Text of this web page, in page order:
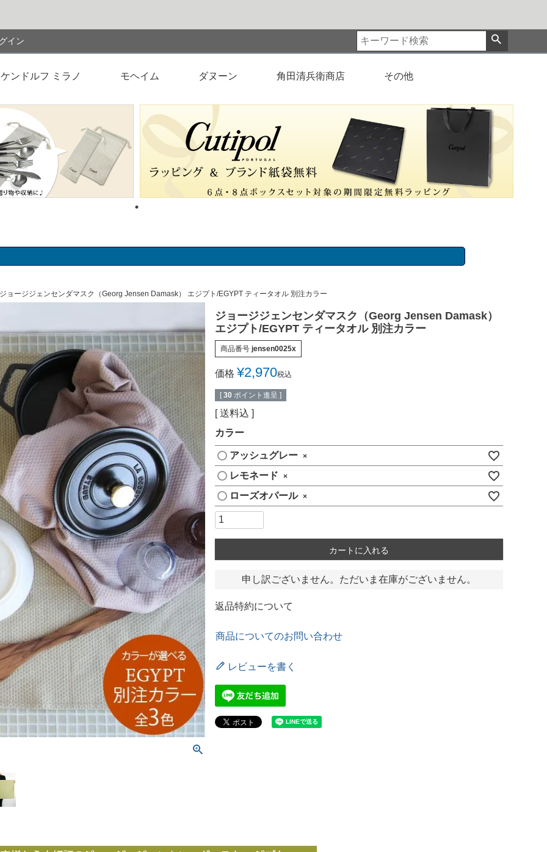
イン
ンドルフ ミラノ モヘイム ダヌーン 角田清兵衛商店 その他
ジョージジェンセンダマスク（Georg Jensen Damask） エジプト/EGYPT ティータオル 別注カラー
ジョージジェンセンダマスク（Georg Jensen Damask）
エジプト/EGYPT ティータオル 別注カラー
商品番号 jensen0025x
価格 ¥2,970税込
[ 30 ポイント進呈 ]
送料込
カラー
アッシュグレー ×
レモネード ×
ローズオパール ×
カートに入れる
申し訳ございません。ただいま在庫がございません。
返品特約について
商品についてのお問い合わせ
レビューを書く